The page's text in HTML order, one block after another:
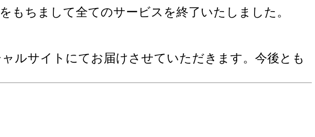
もちまして全てのサービスを終了いたしました。
ルサイトにてお届けさせていただきます。今後とも